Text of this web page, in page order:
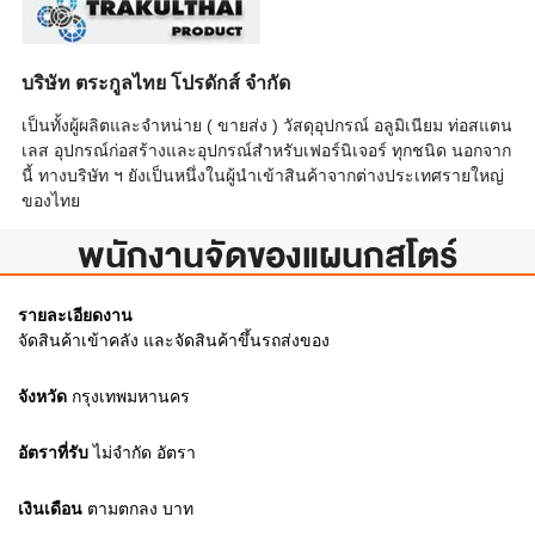
บริษัท ตระกูลไทย โปรดักส์ จำกัด
เป็นทั้งผู้ผลิตและจำหน่าย ( ขายส่ง ) วัสดุอุปกรณ์ อลูมิเนียม ท่อสแตน
เลส อุปกรณ์ก่อสร้างและอุปกรณ์สำหรับเฟอร์นิเจอร์ ทุกชนิด นอกจาก
นี้ ทางบริษัท ฯ ยังเป็นหนึ่งในผู้นำเข้าสินค้าจากต่างประเทศรายใหญ่
ของไทย
พนักงานจัดของแผนกสโตร์
รายละเอียดงาน
จัดสินค้าเข้าคลัง และจัดสินค้าขึ้นรถส่งของ
จังหวัด กรุงเทพมหานคร
อัตราที่รับไม่จำกัด อัตรา
เงินเดือน ตามตกลง บาท